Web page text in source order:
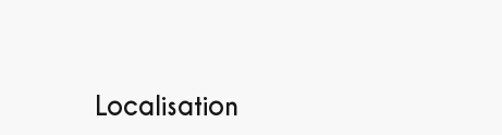
Localisation